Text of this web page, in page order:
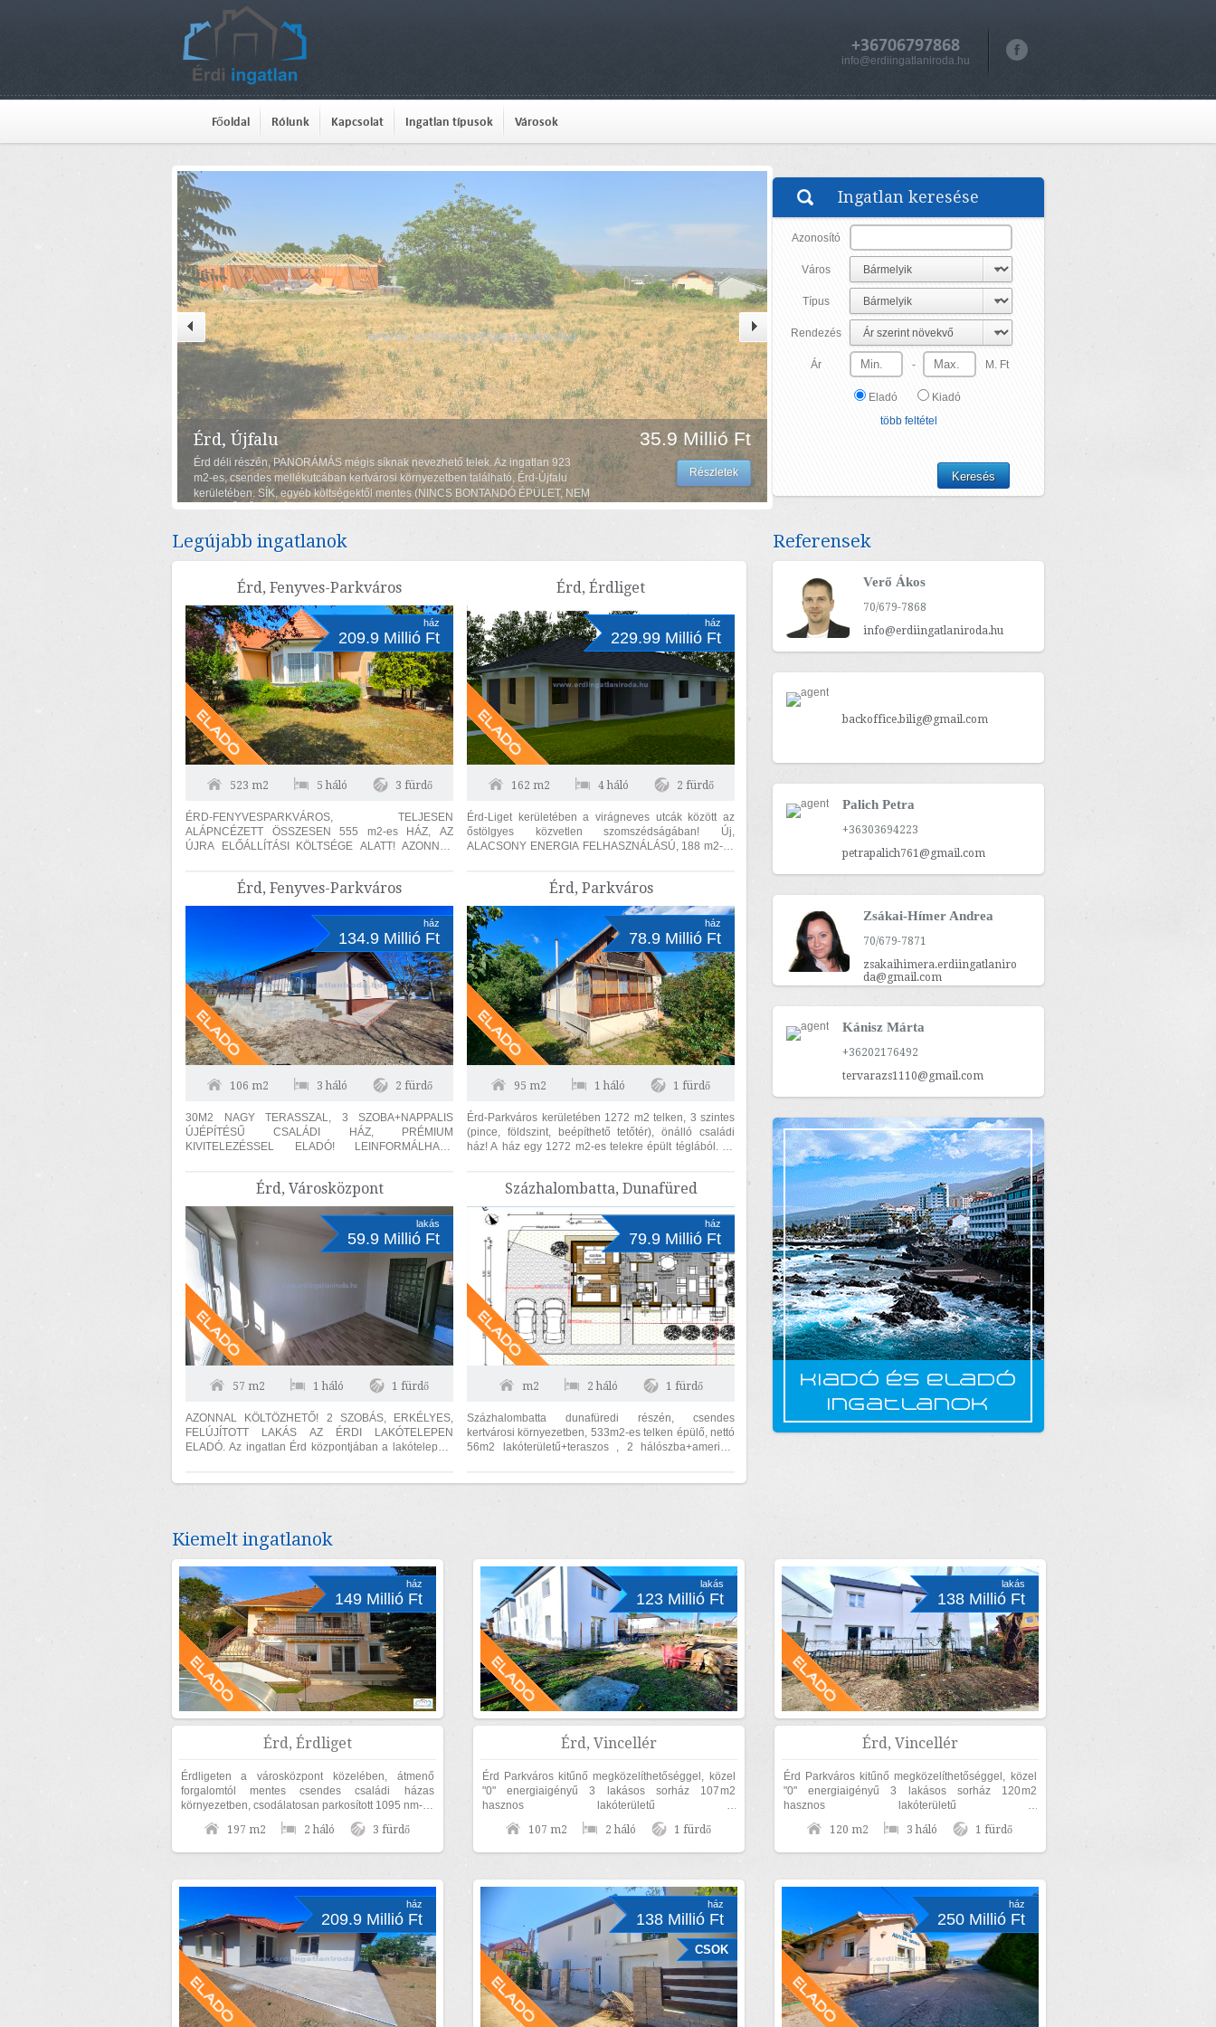
+36706797868
info@erdiingatlaniroda.hu
Főoldal Rólunk Kapcsolat Ingatlan típusok Városok
Érd, Újfalu
Érd déli részén, PANORÁMÁS mégis síknak nevezhető telek. Az ingatlan 923
m2-es, csendes mellékutcában kertvárosi környezetben található, Érd-Újfalu
kerületében. SÍK, egyéb költségektől mentes (NINCS BONTANDÓ ÉPÜLET, NEM
KELL SŰRŰ NÖVÉNYZETET ÍRTANI). Villany, víz, gáz, csatorna, internet és
35.9 Millió Ft
Részletek
Ingatlan keresése
Azonosító
Város
Típus
Rendezés
Ár - M. Ft
Eladó
Kiadó
több feltétel
Legújabb ingatlanok
Érd, Fenyves-Parkváros
ház
209.9 Millió Ft
523 m2 5 háló 3 fürdő
ÉRD-FENYVESPARKVÁROS, TELJESEN
ALÁPNCÉZETT ÖSSZESEN 555 m2-es HÁZ, AZ
ÚJRA ELŐÁLLÍTÁSI KÖLTSÉGE ALATT! AZONNAL
téglából épült 1740...
Érd, Érdliget
ház
229.99 Millió Ft
162 m2 4 háló 2 fürdő
Érd-Liget kerületében a virágneves utcák között az
őstölgyes közvetlen szomszédságában! Új,
ALACSONY ENERGIA FELHASZNÁLÁSÚ, 188 m2-es
Érd, Fenyves-Parkváros
ház
134.9 Millió Ft
106 m2 3 háló 2 fürdő
30M2 NAGY TERASSZAL, 3 SZOBA+NAPPALIS
ÚJÉPÍTÉSŰ CSALÁDI HÁZ, PRÉMIUM
KIVITELEZÉSSEL ELADÓ! LEINFORMÁLHATÓ
minőségi kivitelezés. Érd...
Érd, Parkváros
ház
78.9 Millió Ft
95 m2 1 háló 1 fürdő
Érd-Parkváros kerületében 1272 m2 telken, 3 szintes
(pince, földszint, beépíthető tetőtér), önálló családi
ház! A ház egy 1272 m2-es telekre épült téglából. 95
Érd, Városközpont
lakás
59.9 Millió Ft
57 m2 1 háló 1 fürdő
AZONNAL KÖLTÖZHETŐ! 2 SZOBÁS, ERKÉLYES,
FELÚJÍTOTT LAKÁS AZ ÉRDI LAKÓTELEPEN
ELADÓ. Az ingatlan Érd központjában a lakótelepen,
Százhalombatta, Dunafüred
ház
79.9 Millió Ft
m2 2 háló 1 fürdő
Százhalombatta dunafüredi részén, csendes
kertvárosi környezetben, 533m2-es telken épülő, nettó
56m2 lakóterületű+teraszos , 2 hálószba+amerikai
Referensek
Verő Ákos
70/679-7868
info@erdiingatlaniroda.hu
backoffice.bilig@gmail.com
Palich Petra
+36303694223
petrapalich761@gmail.com
Zsákai-Hímer Andrea
70/679-7871
zsakaihimera.erdiingatlaniro
da@gmail.com
Kánisz Márta
+36202176492
tervarazs1110@gmail.com
Kiemelt ingatlanok
ház
149 Millió Ft
Érd, Érdliget
Érdligeten a városközpont közelében, átmenő
forgalomtól mentes csendes családi házas
környezetben, csodálatosan parkosított 1095 nm-es
díszkertben, nettó 170nm lakóterületű családi...
197 m2 2 háló 3 fürdő
lakás
123 Millió Ft
Érd, Vincellér
Érd Parkváros kitűnő megközelíthetőséggel, közel
"0" energiaigényű 3 lakásos sorház 107m2
hasznos lakóterületű 2
szoba+nappalis+GARÁZSOS, belső kétszintes,
KÜLÖN UTCAFRONTI...
107 m2 2 háló 1 fürdő
lakás
138 Millió Ft
Érd, Vincellér
Érd Parkváros kitűnő megközelíthetőséggel, közel
"0" energiaigényű 3 lakásos sorház 120m2
hasznos lakóterületű 3
szoba+nappalis+GARÁZSOS, belső kétszintes,
KÜLÖN UTCAFRONTI...
120 m2 3 háló 1 fürdő
ház
209.9 Millió Ft
ház
138 Millió Ft
CSOK
ház
250 Millió Ft